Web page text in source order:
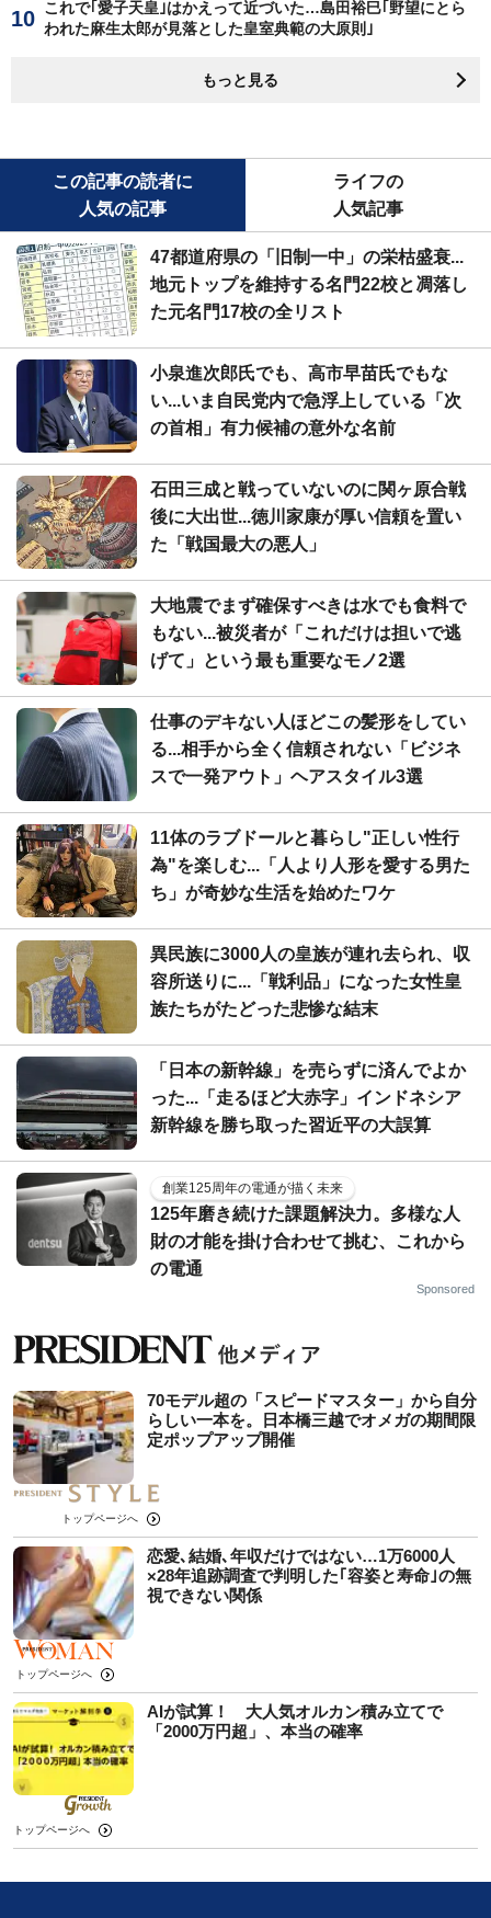
これで｢愛子天皇｣はかえって近づいた…島田裕巳｢野望にとら
われた麻生太郎が見落とした皇室典範の大原則｣
もっと見る
この記事の読者に
人気の記事
ライフの
人気記事
47都道府県の「旧制一中」の栄枯盛衰...
地元トップを維持する名門22校と凋落し
た元名門17校の全リスト
小泉進次郎氏でも、高市早苗氏でもな
い...いま自民党内で急浮上している「次
の首相」有力候補の意外な名前
石田三成と戦っていないのに関ヶ原合戦
後に大出世...徳川家康が厚い信頼を置い
た「戦国最大の悪人」
大地震でまず確保すべきは水でも食料で
もない...被災者が「これだけは担いで逃
げて」という最も重要なモノ2選
仕事のデキない人ほどこの髪形をしてい
る...相手から全く信頼されない「ビジネ
スで一発アウト」ヘアスタイル3選
11体のラブドールと暮らし"正しい性行
為"を楽しむ...「人より人形を愛する男た
ち」が奇妙な生活を始めたワケ
異民族に3000人の皇族が連れ去られ、収
容所送りに...「戦利品」になった女性皇
族たちがたどった悲惨な結末
「日本の新幹線」を売らずに済んでよか
った...「走るほど大赤字」インドネシア
新幹線を勝ち取った習近平の大誤算
創業125周年の電通が描く未来
125年磨き続けた課題解決力。多様な人
財の才能を掛け合わせて挑む、これから
の電通
Sponsored
70モデル超の「スピードマスター」から自分
らしい一本を。日本橋三越でオメガの期間限
定ポップアップ開催
トップページへ
恋愛､結婚､年収だけではない…1万6000人
×28年追跡調査で判明した｢容姿と寿命｣の無
視できない関係
トップページへ
AIが試算！ 大人気オルカン積み立てで
「2000万円超」、本当の確率
トップページへ